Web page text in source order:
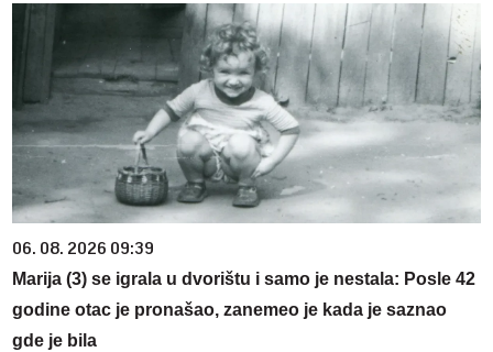
06. 08. 2026 09:39
Marija (3) se igrala u dvorištu i samo je nestala: Posle 42
godine otac je pronašao, zanemeo je kada je saznao
gde je bila